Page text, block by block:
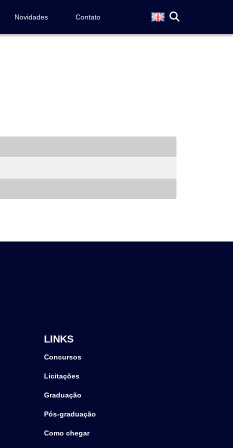
Novidades Contato
LINKS
Concursos
Licitações
Graduação
Pós-graduação
Como chegar